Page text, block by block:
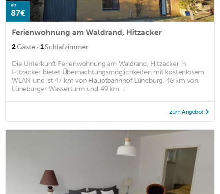
ab
87€
Ferienwohnung am Waldrand, Hitzacker
2Gäste · 1Schlafzimmer
Die Unterkunft Ferienwohnung am Waldrand, Hitzacker in
Hitzacker bietet Übernachtungsmöglichkeiten mit kostenlosem
WLAN und ist 47 km von Hauptbahnhof Lüneburg, 48 km von
Lüneburger Wasserturm und 49 km ...
zum Angebot